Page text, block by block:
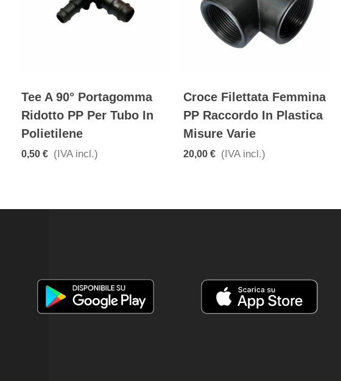
Tee A 90° Portagomma
Ridotto PP Per Tubo In
Polietilene
0,50 € (IVA incl.)
Croce Filettata Femmina
PP Raccordo In Plastica
Misure Varie
20,00 € (IVA incl.)